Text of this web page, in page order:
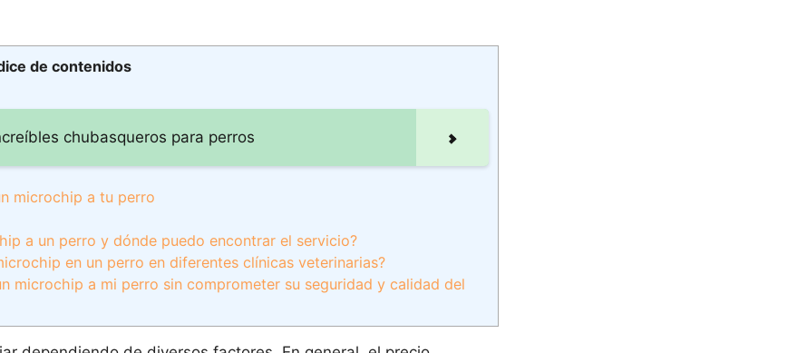
de contenidos
chubasqueros para perros
microchip a tu perro
a un perro y dónde puedo encontrar el servicio?
en un perro en diferentes clínicas veterinarias?
microchip a mi perro sin comprometer su seguridad y calidad del